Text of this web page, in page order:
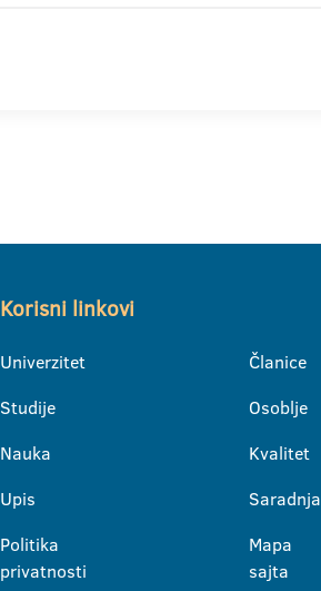
Korisni linkovi
Univerzitet
Studije
Nauka
Upis
Politika
privatnosti
Članice
Osoblje
Kvalitet
Saradnja
Mapa
sajta